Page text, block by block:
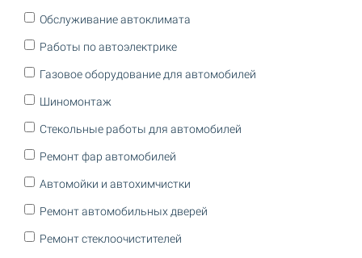
Обслуживание автоклимата
Работы по автоэлектрике
Газовое оборудование для автомобилей
Шиномонтаж
Стекольные работы для автомобилей
Ремонт фар автомобилей
Автомойки и автохимчистки
Ремонт автомобильных дверей
Ремонт стеклоочистителей